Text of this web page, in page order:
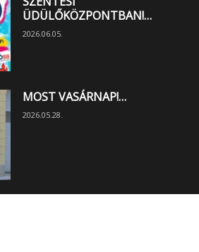
ÜDÜLŐKÖZPONTBAN!…
2026.06.05.
MOST VASÁRNAP!…
2026.05.28.